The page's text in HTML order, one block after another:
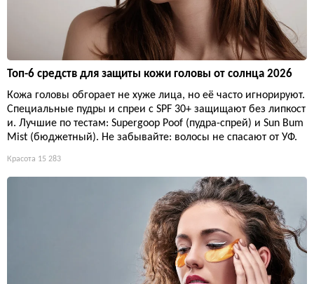
Топ-6 средств для защиты кожи головы от солнца 2026
Кожа головы обгорает не хуже лица, но её часто игнорируют.
Специальные пудры и спреи с SPF 30+ защищают без липкост
и. Лучшие по тестам: Supergoop Poof (пудра-спрей) и Sun Bum
Mist (бюджетный). Не забывайте: волосы не спасают от УФ.
Красота 15 283